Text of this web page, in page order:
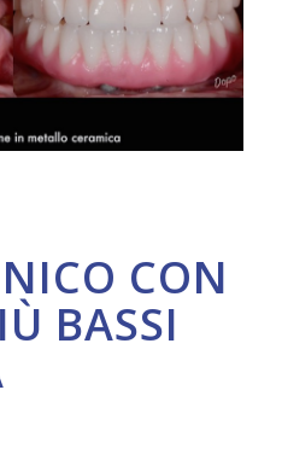
CON
BASSI